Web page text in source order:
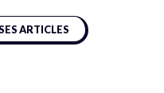
ARTICLES